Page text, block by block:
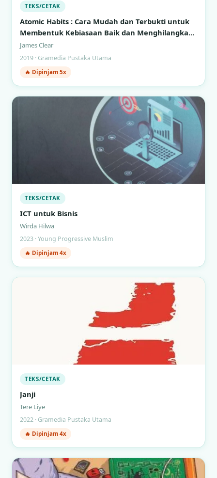
TEKS/CETAK
Atomic Habits : Cara Mudah dan Terbukti untuk
Membentuk Kebiasaan Baik dan Menghilangkan
Kebiasaan Buruk
James Clear
2019 · Gramedia Pustaka Utama
🔥 Dipinjam 5x
TEKS/CETAK
ICT untuk Bisnis
Wirda Hilwa
2023 · Young Progressive Muslim
🔥 Dipinjam 4x
TEKS/CETAK
Janji
Tere Liye
2022 · Gramedia Pustaka Utama
🔥 Dipinjam 4x